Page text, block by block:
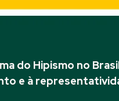
do Hipismo no
e à